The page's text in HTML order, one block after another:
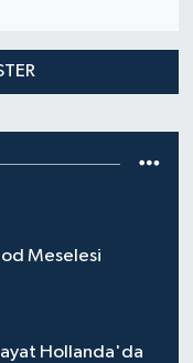
Meselesi
Hollanda'da